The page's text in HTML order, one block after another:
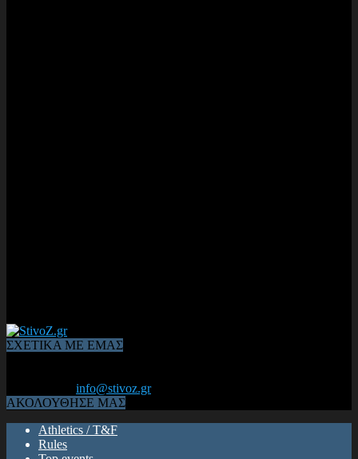
ΣΧΕΤΙΚΑ ΜΕ ΕΜΑΣ
info@stivoz.gr
ΑΚΟΛΟΥΘΗΣΕ ΜΑΣ
Athletics / T&F
Rules